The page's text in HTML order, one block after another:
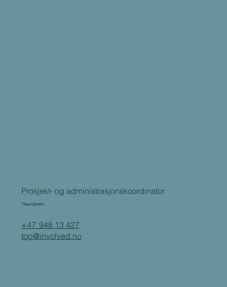
Prosjekt- og administrasjonskoordinator
Thea Opheim
+47 948 13 427
top@involved.no